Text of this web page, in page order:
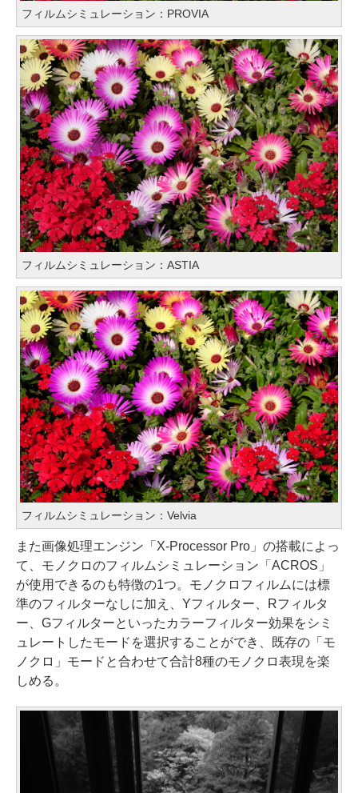
フィルムシミュレーション：PROVIA
フィルムシミュレーション：ASTIA
フィルムシミュレーション：Velvia
また画像処理エンジン「X-Processor Pro」の搭載によっ
て、モノクロのフィルムシミュレーション「ACROS」
が使用できるのも特徴の1つ。モノクロフィルムには標
準のフィルターなしに加え、Yフィルター、Rフィルタ
ー、Gフィルターといったカラーフィルター効果をシミ
ュレートしたモードを選択することができ、既存の「モ
ノクロ」モードと合わせて合計8種のモノクロ表現を楽
しめる。